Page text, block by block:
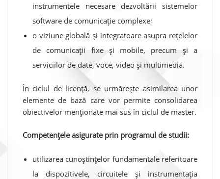
instrumentele necesare dezvoltării sistemelor
software de comunicație complexe;
o viziune globală și integratoare asupra rețelelor
de comunicații fixe și mobile, precum și a
serviciilor de date, voce, video și multimedia.
În ciclul de licență, se urmărește asimilarea unor
elemente de bază care vor permite consolidarea
obiectivelor menționate mai sus în ciclul de master.
Competențele asigurate prin programul de studii:
utilizarea cunoștințelor fundamentale referitoare
la dispozitivele, circuitele și instrumentația